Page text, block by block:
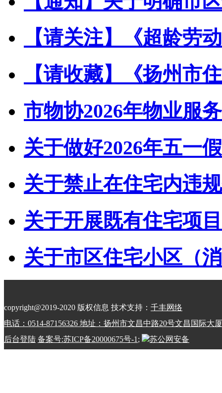
【请关注】《超龄劳
【请收藏】《扬州市
市物协2026年物业服
关于做好2026年五一
关于禁止在住宅内违
关于开展既有住宅项
关于市区住宅小区（
copyright@2019-2020 版权信息 技术支持： 千丰网络
电话：0514-87156326 地址：扬州市文昌中路20号文昌国际大厦
后台登陆 备案号:苏ICP备20000675号-1;
苏公网安备